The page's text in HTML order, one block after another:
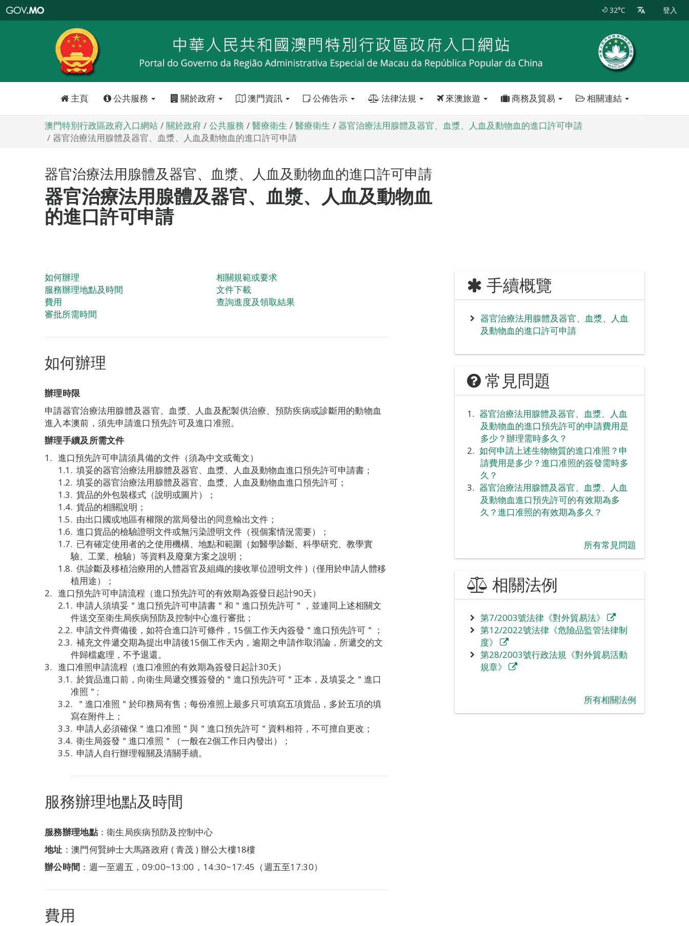
特
政
區
政
口
32°C 登入
主頁 公共服務 關於政府 澳門資訊 公佈告示 法律法規 來澳旅遊 商務及貿易 相關連結
澳門特別行政區政府入口網站 關於政府 公共服務 醫療衛生 醫療衛生
器官治療法用腺體及器官、血漿、人血及動物血的進口許可申請
器官治療法用腺體及器官、血漿、人血及動物血的進口許可申請
器官治療法用腺體及器官、血漿、人血及動物血的進口許可申請
器官治療法用腺體及器官、血漿、人血及動物血
的進口許可申請
如何辦理
服務辦理地點及時間
費用
審批所需時間
相關規範或要求
文件下載
查詢進度及領取結果
如何辦理
辦理時限
申請器官治療法用腺體及器官、血漿、人血及配製供治療、預防疾病或診斷用的動物血
進入本澳前，須先申請進口預先許可及進口准照。
辦理手續及所需文件
進口預先許可申請須具備的文件（須為中文或葡文）
填妥的器官治療法用腺體及器官、血漿、人血及動物血進口預先許可申請書；
填妥的器官治療法用腺體及器官、血漿、人血及動物血進口預先許可；
貨品的外包裝樣式（說明或圖片）；
貨品的相關說明；
由出口國或地區有權限的當局發出的同意輸出文件；
進口貨品的檢驗證明文件或無污染證明文件（視個案情況需要）；
已有確定使用者的之使用機構、地點和範圍（如醫學診斷、科學研究、教學實
驗、工業、檢驗）等資料及廢棄方案之說明；
供診斷及移植治療用的人體器官及組織的接收單位證明文件 )（僅用於申請人體移
植用途）；
進口預先許可申請流程（進口預先許可的有效期為簽發日起計90天）
申請人須填妥＂進口預先許可申請書＂和＂進口預先許可＂，並連同上述相關文
件送交至衛生局疾病預防及控制中心進行審批；
申請文件齊備後，如符合進口許可條件，15個工作天內簽發＂進口預先許可＂；
補充文件遞交期為提出申請後15個工作天內，逾期之申請作取消論，所遞交的文
件歸檔處理，不予退還。
進口准照申請流程（進口准照的有效期為簽發日起計30天）
於貨品進口前，向衛生局遞交獲簽發的＂進口預先許可＂正本，及填妥之＂進口
准照＂;
＂進口准照＂於印務局有售；每份准照上最多只可填寫五項貨品，多於五項的填
寫在附件上；
申請人必須確保＂進口准照＂與＂進口預先許可＂資料相符，不可擅自更改；
衛生局簽發＂進口准照＂（一般在2個工作日內發出）；
申請人自行辦理報關及清關手續。
服務辦理地點及時間
服務辦理地點：衛生局疾病預防及控制中心
地址 ：澳門何賢紳士大馬路政府 ( 青茂 ) 辦公大樓18樓
辦公時間 ：週一至週五，09:00~13:00，14:30~17:45（週五至17:30）
費用
手續概覽
器官治療法用腺體及器官、血漿、人血
及動物血的進口許可申請
常見問題
器官治療法用腺體及器官、血漿、人血
及動物血的進口預先許可的申請費用是
多少？辦理需時多久？
如何申請上述生物物質的進口准照？申
請費用是多少？進口准照的簽發需時多
久？
器官治療法用腺體及器官、血漿、人血
及動物血進口預先許可的有效期為多
久？進口准照的有效期為多久？
所有常見問題
相關法例
第7/2003號法律《對外貿易法》
第12/2022號法律《危險品監管法律制
度》
第28/2003號行政法規《對外貿易活動
規章》
‪所有相關法例